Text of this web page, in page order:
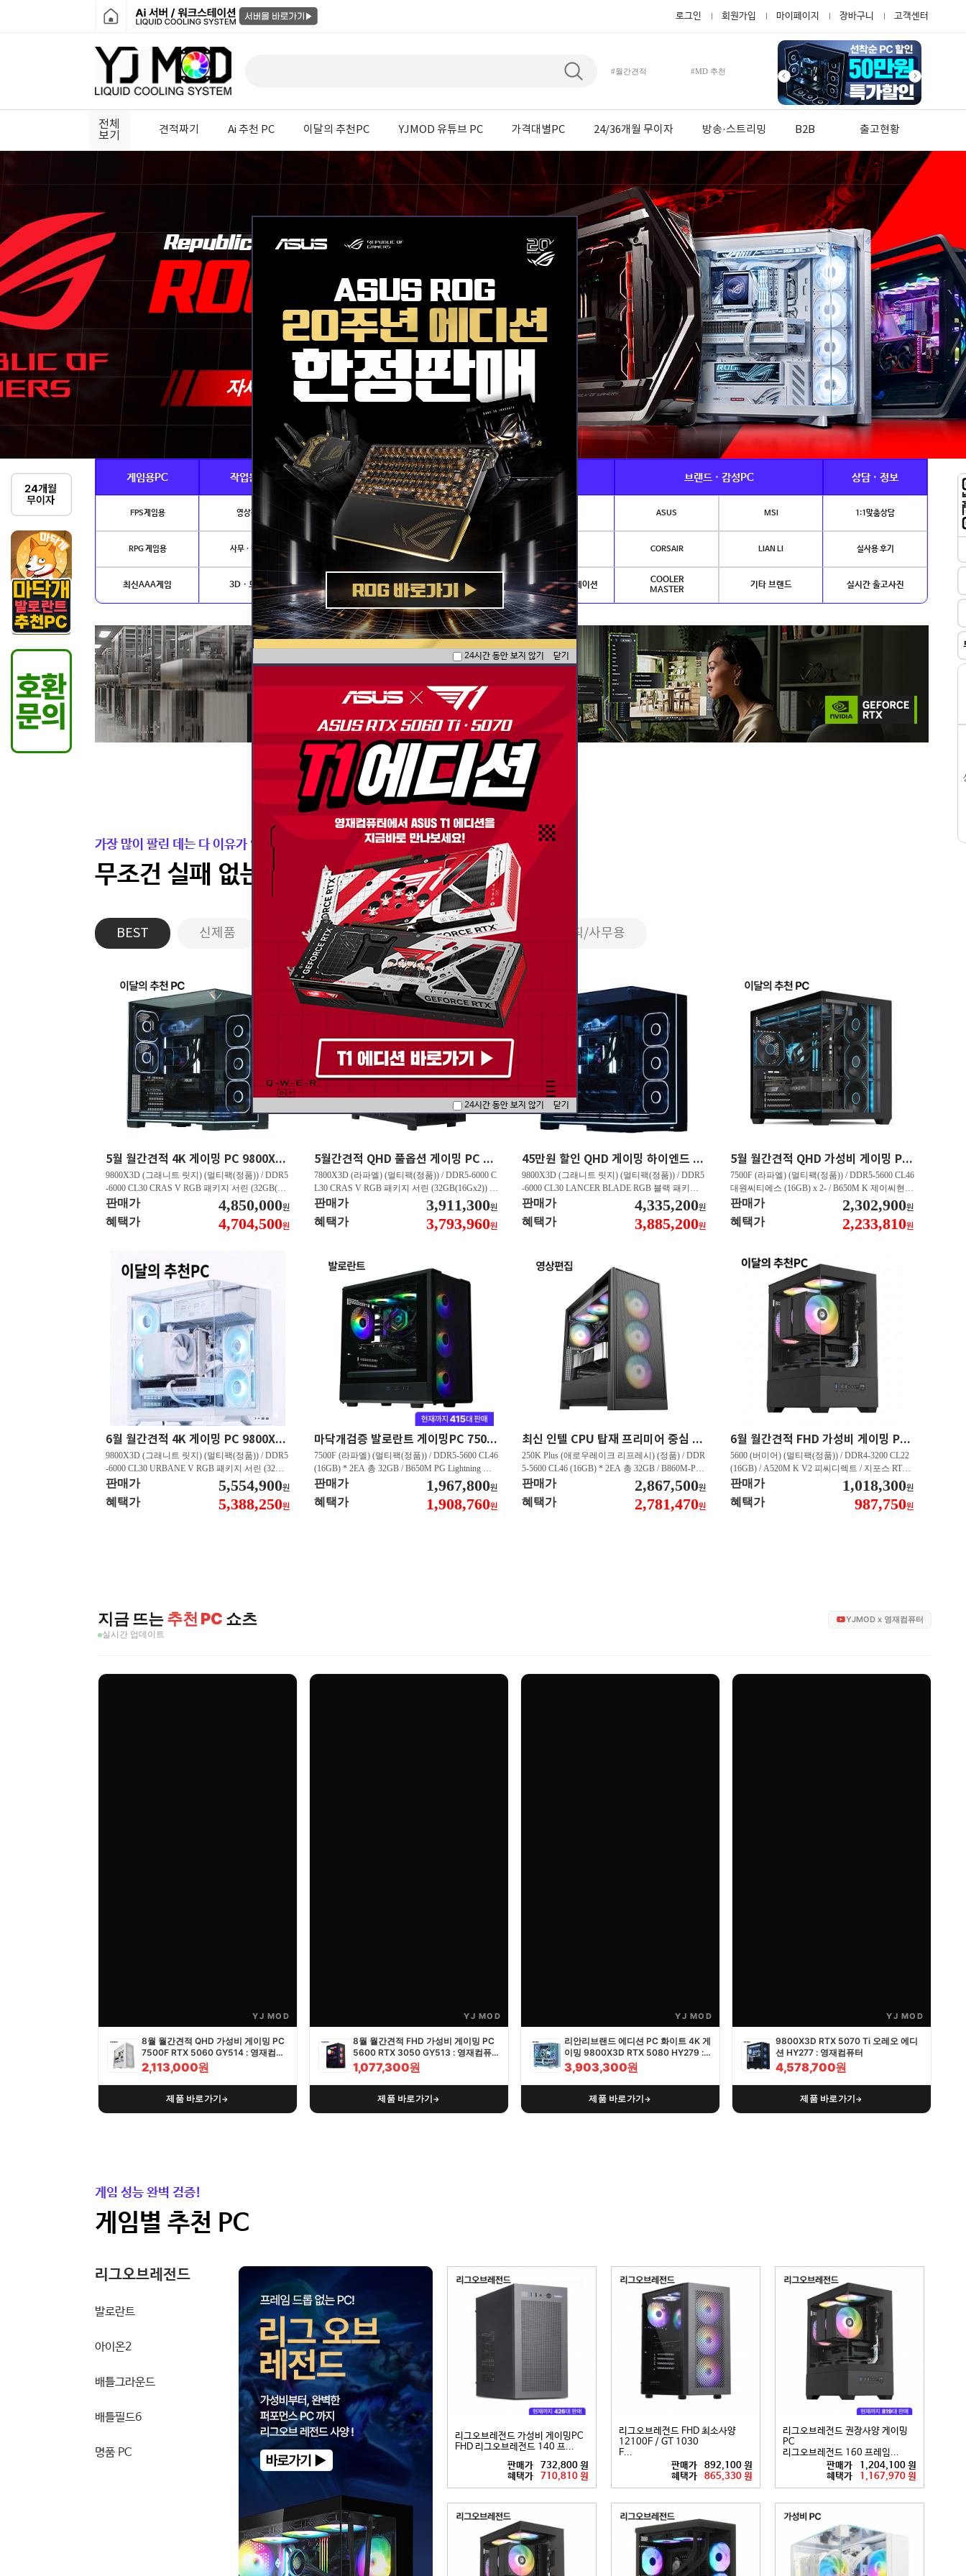
로그인 회원가입 마이페이지 장바구니 고객센터
#월간견적 #MD 추천
전체
보기
견적짜기 Ai 추천 PC 이달의 추천PC YJMOD 유튜브 PC 가격대별PC 24/36개월 무이자 방송·스트리밍 B2B 출고현황
게임용PC 작업용PC Ai · 전문가용 게임별PC 브랜드 · 감성PC 상담 · 정보
FPS게임용 영상편집 AI이미지생성 · 딥러닝 리그오브레전드 ASUS MSI 1:1맞춤상담
RPG 게임용 사무 · 디자인 배틀그라운드 아이온2 CORSAIR LIAN LI 실사용 후기
최신AAA게임 3D · 모델링 NVIDIA AI PC 로스트아크 플라이트시뮬레이션
COOLER
MASTER
기타 브랜드 실시간 출고사진
가장 많이 팔린 데는 다 이유가 있습니다.
무조건 실패 없는 든든한 국밥 세팅 모음
BEST 신제품 게이밍PC 영상편집/방송용 2D그래픽/사무용
5월 월간견적 4K 게이밍 PC 9800X3D RTX 5070 Ti GY508
9800X3D (그래니트 릿지) (멀티팩(정품)) / DDR5
-6000 CL30 CRAS V RGB 패키지 서린 (32GB(16
Gx2)) / B850M AORUS ELITE WIFI6E 피씨디렉
트 / 지포스 RTX 5070 Ti GAMING OC D7 16GB
피씨디렉트 / EXCERIA 히트싱크 M.2 NVMe (2T
판매가 4,850,000원
혜택가 4,704,500원
5월간견적 QHD 풀옵션 게이밍 PC 7800X3D RTX 5070 GY507
7800X3D (라파엘) (멀티팩(정품)) / DDR5-6000 C
L30 CRAS V RGB 패키지 서린 (32GB(16Gx2)) /
B850M AORUS ELITE WIFI6E 피씨디렉트 / 지포
스 RTX 5070 Infinity 3 D7 12GB 이엠텍 / EXCERI
A 히트싱크 M.2 NVMe (2TB)
판매가 3,911,300원
혜택가 3,793,960원
45만원 할인 QHD 게이밍 하이엔드 PC 9800X3D RX 9070 XT HY271
9800X3D (그래니트 릿지) (멀티팩(정품)) / DDR5
-6000 CL30 LANCER BLADE RGB 블랙 패키지
서린 (32GB(16Gx2)) / N9 X870E Black - 특가판매
/ 라데온 RX 9070 XT OC D6 16GB 대원씨티에스
/ EXCERIA PRO G2 M.2 NVMe (1TB)
판매가 4,335,200원
혜택가 3,885,200원
5월 월간견적 QHD 가성비 게이밍 PC 7500F RTX 5060 Ti GY506
7500F (라파엘) (멀티팩(정품)) / DDR5-5600 CL46
대원씨티에스 (16GB) x 2- / B650M K 제이씨현 /
T1 지포스 RTX 5060 TI OC D7 8GB 인텍앤컴퍼
니 / Gen4 4000E M.2 NVMe 피씨디렉트 (500GB)
판매가 2,302,900원
혜택가 2,233,810원
6월 월간견적 4K 게이밍 PC 9800X3D RTX 5080 GY512
9800X3D (그래니트 릿지) (멀티팩(정품)) / DDR5
-6000 CL30 URBANE V RGB 패키지 서린 (32GB
(16Gx2)) / B850M-PLUS WIFI7 W 대원씨티에스 /
지포스 RTX 5080 AERO OC SFF D7 16GB 제이
씨현 / EXCERIA 히트싱크 M.2 NVMe (2TB)
판매가 5,554,900원
혜택가 5,388,250원
마닥개검증 발로란트 게이밍PC 7500F/RTX5060 발로란트 FHD 500프레임 이상 GY102
7500F (라파엘) (멀티팩(정품)) / DDR5-5600 CL46
(16GB) * 2EA 총 32GB / B650M PG Lightning 에
즈윈 / 지포스 RTX 5060 DUAL D7 8GB 이엠텍 /
CN600 M.2 NVMe 디앤디컴 (512GB)
판매가 1,967,800원
혜택가 1,908,760원
최신 인텔 CPU 탑재 프리미어 중심 가성비 영상편집 PC 250K RTX 5060 추천PC VY113
250K Plus (애로우레이크 리프레시) (정품) / DDR
5-5600 CL46 (16GB) * 2EA 총 32GB / B860M-PL
US WIFI STCOM / 지포스 RTX 5060 DUAL D7 8
GB 이엠텍 / T500 M.2 NVMe 대원씨티에스 (1T
B)
판매가 2,867,500원
혜택가 2,781,470원
6월 월간견적 FHD 가성비 게이밍 PC 5600 RTX 3050 GY509
5600 (버미어) (멀티팩(정품)) / DDR4-3200 CL22
(16GB) / A520M K V2 피씨디렉트 / 지포스 RTX
3050 STORM X D6 6GB 이엠텍 / CN600 M.2 NV
Me 디앤디컴 (512GB)
판매가 1,018,300원
혜택가 987,750원
지금 뜨는추천 PC 쇼츠
실시간 업데이트
YJMOD x 영재컴퓨터
YJ MOD
8월 월간견적 QHD 가성비 게이밍 PC
7500F RTX 5060 GY514 : 영재컴퓨
터
2,113,000원
제품 바로가기→
YJ MOD
8월 월간견적 FHD 가성비 게이밍 PC
5600 RTX 3050 GY513 : 영재컴퓨
터
1,077,300원
제품 바로가기→
YJ MOD
리안리브랜드 에디션 PC 화이트 4K 게
이밍 9800X3D RTX 5080 HY279 :
영재컴퓨터
3,903,300원
제품 바로가기→
YJ MOD
9800X3D RTX 5070 Ti 오레오 에디
션 HY277 : 영재컴퓨터
4,578,700원
제품 바로가기→
게임 성능 완벽 검증!
게임별 추천 PC
리그오브레전드
발로란트
아이온2
배틀그라운드
배틀필드6
명품 PC
리그오브레전드 가성비 게이밍PC
FHD 리그오브레전드 140 프...
판매가
732,800 원
혜택가
710,810 원
리그오브레전드 FHD 최소사양
12100F / GT 1030
F...
판매가
892,100 원
혜택가
865,330 원
리그오브레전드 권장사양 게이밍
PC
리그오브레전드 160 프레임...
판매가
1,204,100 원
혜택가
1,167,970 원
24시간 동안 보지 않기 닫기
24시간 동안 보지 않기 닫기